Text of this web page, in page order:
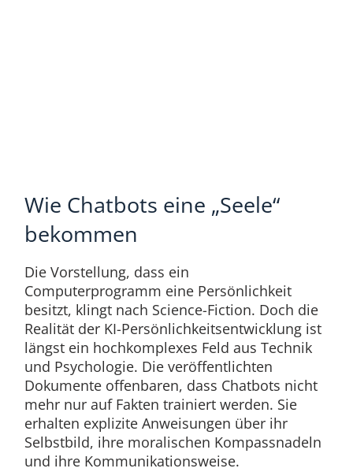
Wie Chatbots eine „Seele“
bekommen
Die Vorstellung, dass ein
Computerprogramm eine Persönlichkeit
besitzt, klingt nach Science-Fiction. Doch die
Realität der KI-Persönlichkeitsentwicklung ist
längst ein hochkomplexes Feld aus Technik
und Psychologie. Die veröffentlichten
Dokumente offenbaren, dass Chatbots nicht
mehr nur auf Fakten trainiert werden. Sie
erhalten explizite Anweisungen über ihr
Selbstbild, ihre moralischen Kompassnadeln
und ihre Kommunikationsweise.